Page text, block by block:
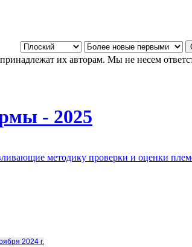
их авторам. Мы не несем
- 2025
методику проверки и оценки
2024 г.